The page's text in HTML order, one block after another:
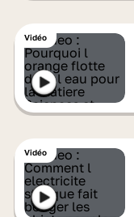
Vidéo
Vidéo